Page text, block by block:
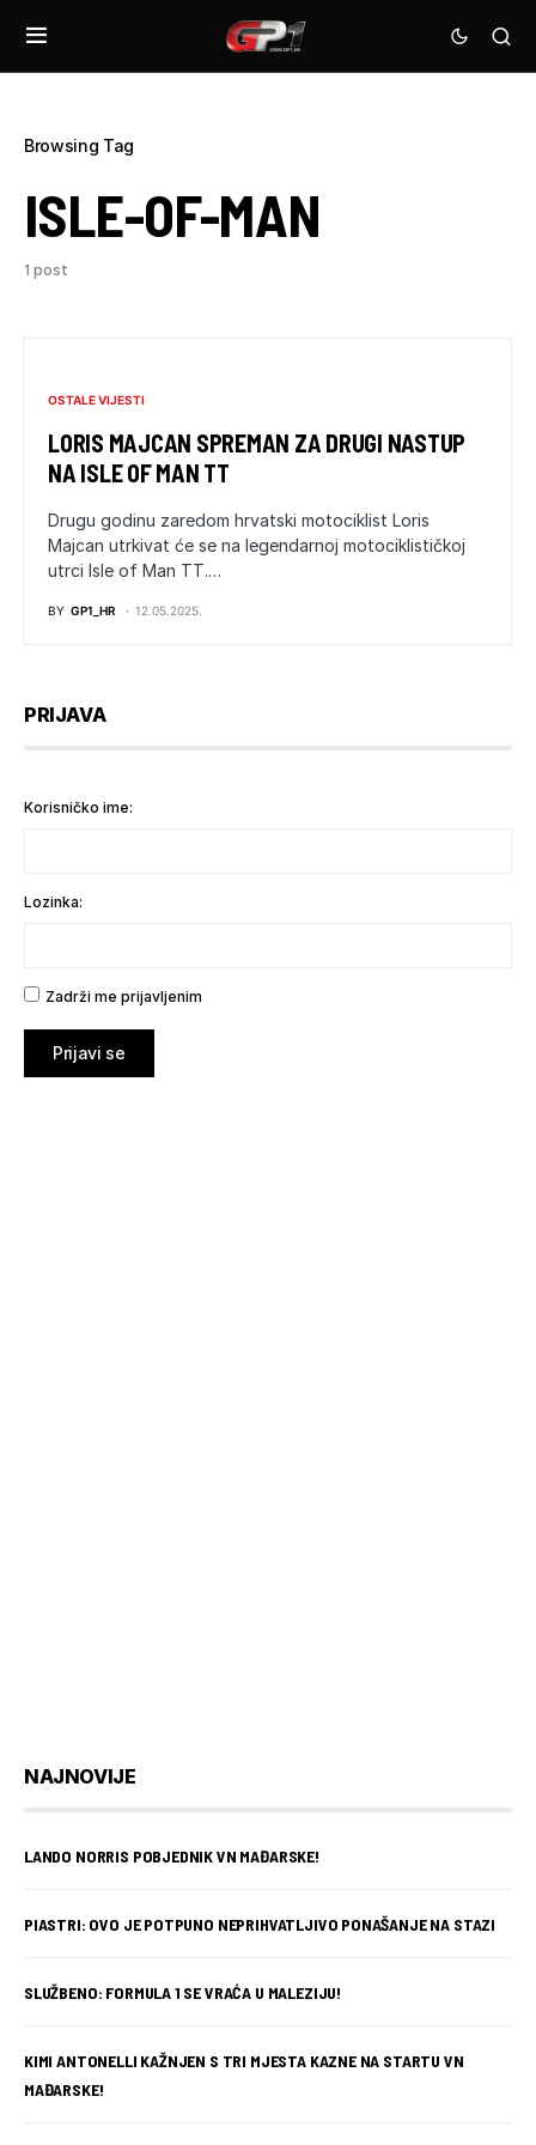
Browsing Tag
ISLE-OF-MAN
1 post
OSTALE VIJESTI
LORIS MAJCAN SPREMAN ZA DRUGI NASTUP
NA ISLE OF MAN TT
Drugu godinu zaredom hrvatski motociklist Loris
Majcan utrkivat će se na legendarnoj motociklističkoj
utrci Isle of Man TT.…
BY GP1_HR 12.05.2025.
PRIJAVA
Korisničko ime:
Lozinka:
Zadrži me prijavljenim
Prijavi se
NAJNOVIJE
LANDO NORRIS POBJEDNIK VN MAĐARSKE!
PIASTRI: OVO JE POTPUNO NEPRIHVATLJIVO PONAŠANJE NA STAZI
SLUŽBENO: FORMULA 1 SE VRAĆA U MALEZIJU!
KIMI ANTONELLI KAŽNJEN S TRI MJESTA KAZNE NA STARTU VN
MAĐARSKE!